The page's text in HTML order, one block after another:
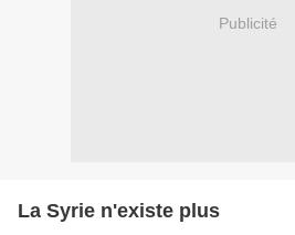
Publicité
La Syrie n'existe plus